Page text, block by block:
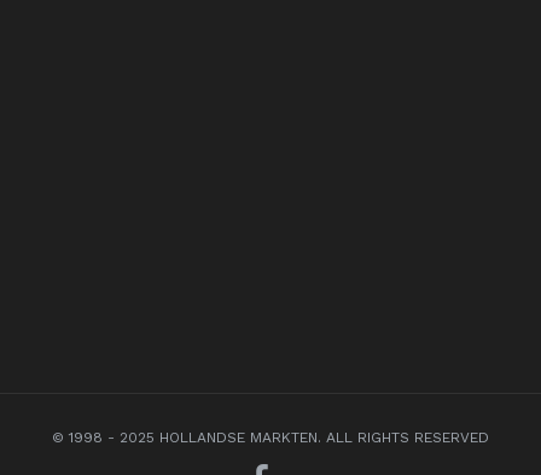
© 1998 - 2025 HOLLANDSE MARKTEN. ALL RIGHTS RESERVED